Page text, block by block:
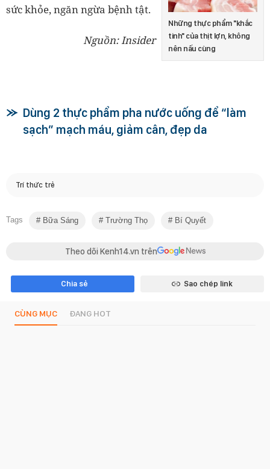
Những thực phẩm "khắc
tinh" của thịt lợn, không
nên nấu cùng
sức khỏe, ngăn ngừa bệnh tật.
Nguồn: Insider
Dùng 2 thực phẩm pha nước uống để “làm
sạch” mạch máu, giảm cân, đẹp da
Trí thức trẻ
Tags Bữa Sáng Trường Thọ Bí Quyết
Theo dõi Kenh14.vn trên
Chia sẻ Sao chép link
CÙNG MỤC ĐANG HOT